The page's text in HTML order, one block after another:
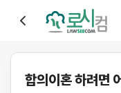
합의이혼 하려면